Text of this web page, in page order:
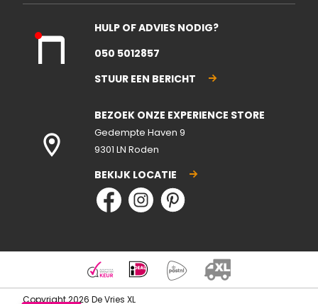
nte
ote
n
HULP OF ADVIES NODIG?
050 5012857
STUUR EEN BERICHT
BEZOEK ONZE EXPERIENCE STORE
Gedempte Haven 9
9301 LN Roden
BEKIJK LOCATIE
Copyright 2026 De Vries XL